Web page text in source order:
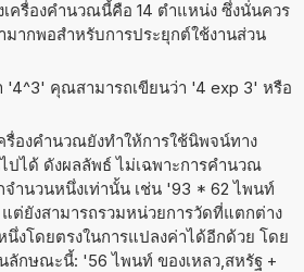
ครื่องคำนวณนี้คือ 14 ตำแหน่ง ซึ่งนั่นควร
ากพอสำหรับการประยุกต์ใช้งานส่วน
'4^3' คุณสามารถเขียนว่า '4 exp 3' หรือ
รื่องคำนวณยังทำให้การใช้นิพจน์ทาง
ได้ ดังผลลัพธ์ ไม่เฉพาะการคำนวณ
ำนวนหนึ่งเท่านั้น เช่น '93 * 62 ไพนท์
ต่ยังสามารถรวมหน่วยการวัดที่แตกต่าง
งโดยตรงในการแปลงค่าได้อีกด้วย โดย
ลักษณะนี้: '56 ไพนท์ ของเหลว,สหรัฐ +